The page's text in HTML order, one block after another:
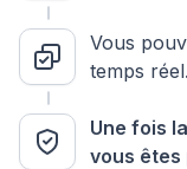
Vous
temps réel.
Une fois
vous êtes